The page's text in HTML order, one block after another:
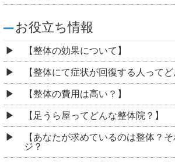
お役立ち情報
【整体の効果について】
【整体にて症状が回復する人ってど
【整体の費用は高い？】
【足うら屋ってどんな整体院？】
【あなたが求めているのは整体？
ジ？